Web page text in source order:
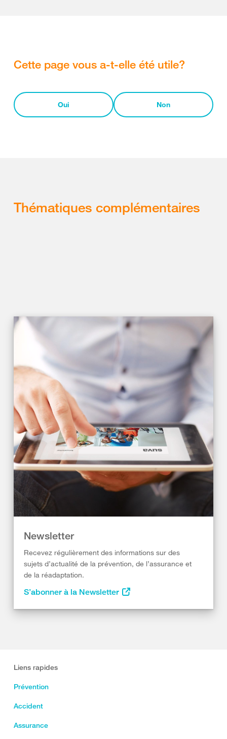
Cette page vous a-t-elle été utile?
Oui Non
Thématiques complémentaires
Newsletter
Recevez régulièrement des informations sur des
sujets d’actualité de la prévention, de l’assurance et
de la réadaptation.
S’abonner à la Newsletter
Liens rapides
Prévention
Accident
Assurance